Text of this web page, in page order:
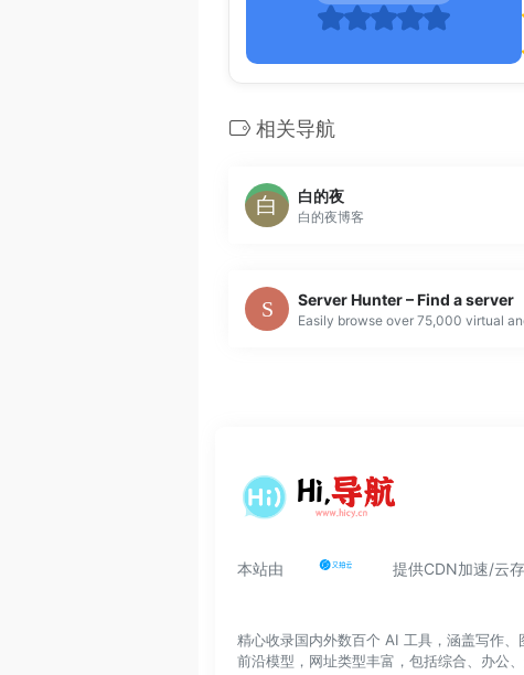
相关导航
白的夜
白的夜博客
Server Hunter – Find a server
本站由 提供CDN加速/云
精心收录国内外数百个 AI 工具，涵盖写作
前沿模型，网址类型丰富，包括综合、办公